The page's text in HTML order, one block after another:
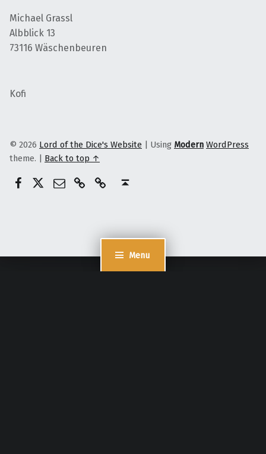
Menu
Michael Grassl
Albblick 13
73116 Wäschenbeuren
Kofi
© 2026 Lord of the Dice's Website | Using Modern WordPress
theme. | Back to top ↑
Lord of the dices